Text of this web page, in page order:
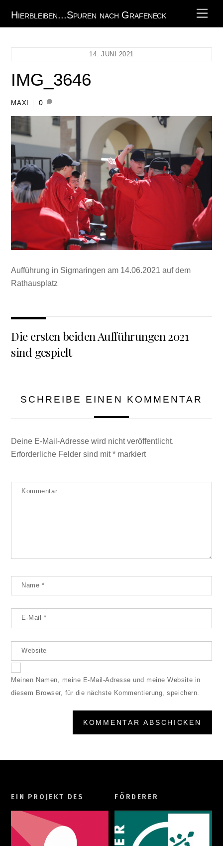
Hierbleiben...Spuren nach Grafeneck
14. JUNI 2021
IMG_3646
MAXI 0
Aufführung in Sigmaringen am 14.06.2021 auf dem
Rathausplatz
Die ersten beiden Aufführungen 2021
sind gespielt
SCHREIBE EINEN KOMMENTAR
Deine E-Mail-Adresse wird nicht veröffentlicht.
Erforderliche Felder sind mit* markiert
Kommentar
Name *
E-Mail *
Website
Meinen Namen, meine E-Mail-Adresse und meine Website in
diesem Browser, für die nächste Kommentierung, speichern.
EIN PROJEKT DES FÖRDERER